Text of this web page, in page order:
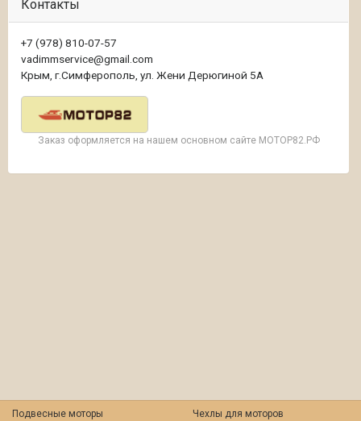
Контакты
+7 (978) 810-07-57
vadimmservice@gmail.com
Крым, г.Симферополь, ул. Жени Дерюгиной 5А
Заказ оформляется на нашем основном сайте МОТОР82.РФ
Подвесные моторы Чехлы для моторов